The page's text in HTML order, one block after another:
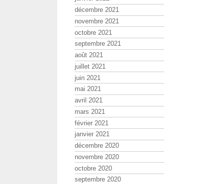
décembre 2021
novembre 2021
octobre 2021
septembre 2021
août 2021
juillet 2021
juin 2021
mai 2021
avril 2021
mars 2021
février 2021
janvier 2021
décembre 2020
novembre 2020
octobre 2020
septembre 2020